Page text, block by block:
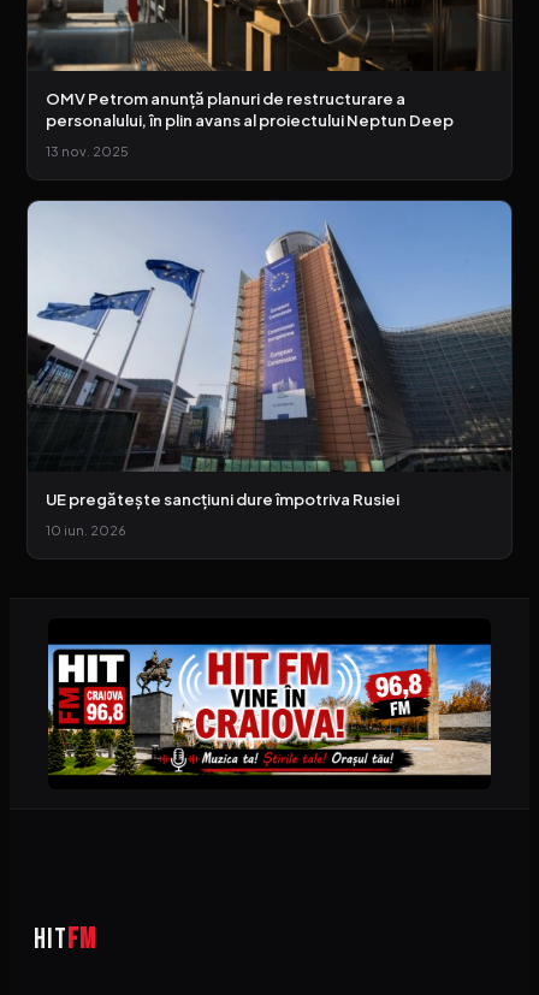
OMV Petrom anunță planuri de restructurare a
personalului, în plin avans al proiectului Neptun Deep
13 nov. 2025
UE pregătește sancțiuni dure împotriva Rusiei
10 iun. 2026
HITFM